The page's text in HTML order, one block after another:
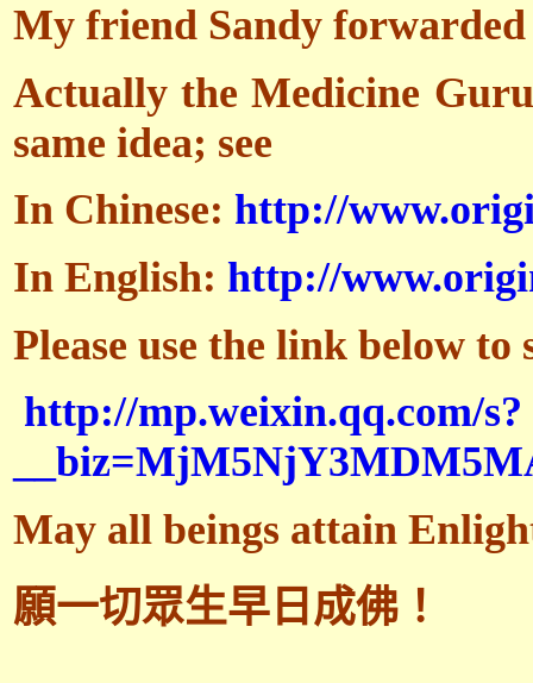
My friend Sandy
Actually the Medicine
same idea; see
In Chinese: http://
In English: http://
Please use the link below to
http://mp.weixin.qq.com/s?
May all beings attain
願一切眾生早日成佛！